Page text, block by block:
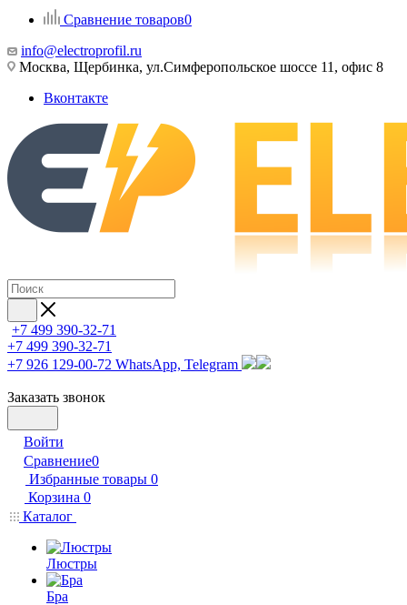
Сравнение товаров0
info@electroprofil.ru
Москва, Щербинка, ул.Симферопольское шоссе 11, офис 8
Вконтакте
+7 499 390-32-71
+7 499 390-32-71
+7 926 129-00-72 WhatsApp, Telegram
Заказать звонок
Войти
Сравнение0
Избранные товары 0
Корзина 0
Каталог
Люстры
Бра